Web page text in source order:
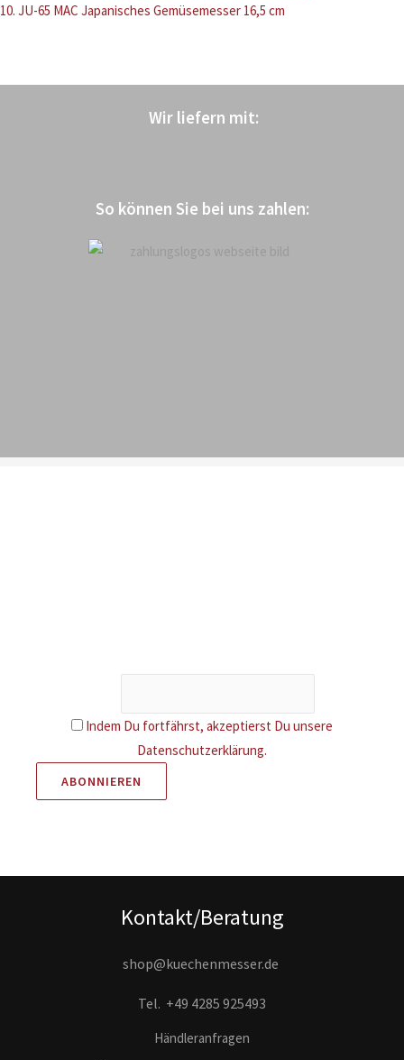
10. JU-65 MAC Japanisches Gemüsemesser 16,5 cm
Wir liefern mit:
So können Sie bei uns zahlen:
Indem Du fortfährst, akzeptierst Du unsere
Datenschutzerklärung.
Kontakt/Beratung
shop@kuechenmesser.de
Tel. +49 4285 925493
Händleranfragen